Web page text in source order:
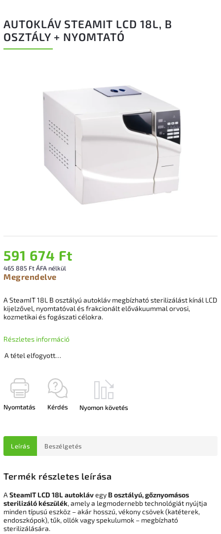
AUTOKLÁV STEAMIT LCD 18L, B
OSZTÁLY + NYOMTATÓ
591 674 Ft
465 885 Ft ÁFA nélkül
Megrendelve
A tétel elfogyott…
A SteamIT 18L B osztályú autokláv megbízható sterilizálást kínál LCD
kijelzővel, nyomtatóval és frakcionált elővákuummal orvosi,
kozmetikai és fogászati célokra.
Részletes információ
Nyomtatás Kérdés Nyomon követés
Leírás Beszélgetés
Termék részletes leírása
A SteamIT LCD 18L autoklávegy B osztályú, gőznyomásos
sterilizáló készülék, amely a legmodernebb technológiát nyújtja
minden típusú eszköz – akár hosszú, vékony csövek (katéterek,
endoszkópok), tűk, ollók vagy spekulumok – megbízható
sterilizálására.